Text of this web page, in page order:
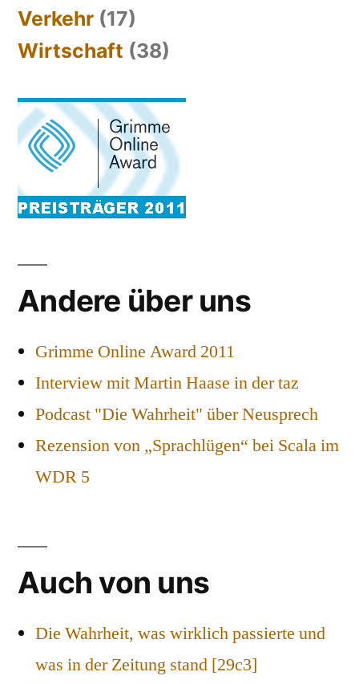
Verkehr (17)
Wirtschaft (38)
Andere über uns
Grimme Online Award 2011
Interview mit Martin Haase in der taz
Podcast "Die Wahrheit" über Neusprech
Rezension von „Sprachlügen“ bei Scala im
WDR 5
Auch von uns
Die Wahrheit, was wirklich passierte und
was in der Zeitung stand [29c3]